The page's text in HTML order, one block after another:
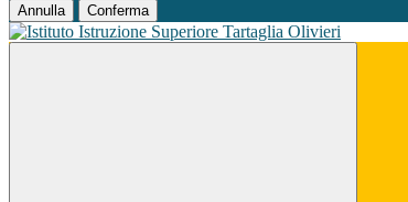
Annulla Conferma